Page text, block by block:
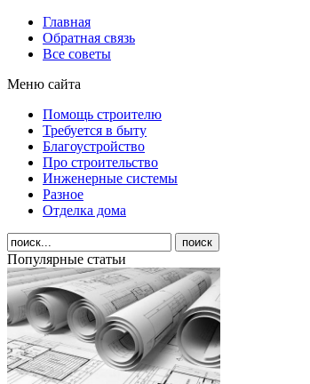
Главная
Обратная связь
Все советы
Меню сайта
Помощь строителю
Требуется в быту
Благоустройство
Про строительство
Инженерные системы
Разное
Отделка дома
Популярные статьи